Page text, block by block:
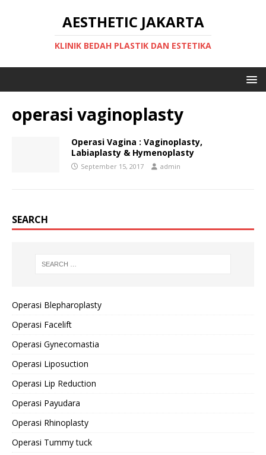
AESTHETIC JAKARTA
KLINIK BEDAH PLASTIK DAN ESTETIKA
operasi vaginoplasty
Operasi Vagina : Vaginoplasty,
Labiaplasty & Hymenoplasty
September 15, 2017 admin
SEARCH
Operasi Blepharoplasty
Operasi Facelift
Operasi Gynecomastia
Operasi Liposuction
Operasi Lip Reduction
Operasi Payudara
Operasi Rhinoplasty
Operasi Tummy tuck